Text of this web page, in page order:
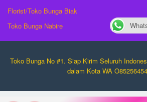
Florist/Toko Bunga Biak
Toko Bunga Nabire
Toko Bunga No #1. Siap Kirim Seluruh
dalam Kota WA